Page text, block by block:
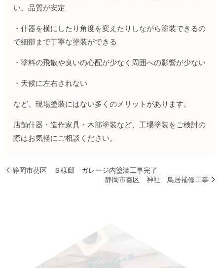
い、品質が安定
・什器を横にしたり角度を変えたりしながら塗装できるの
で細部まで丁寧な塗装ができる
・塗料の飛散や臭いの心配が少なく周囲への影響が少ない
・天候に左右されない
など、現場塗装にはない多くのメリットがあります。
店舗什器・造作家具・木部塗装など、工場塗装をご検討の
際はお気軽にご相談ください。
静岡市葵区 Ｓ様邸 ガレージ内塗装工事完了
静岡市葵区 神社 鳥居補修工事